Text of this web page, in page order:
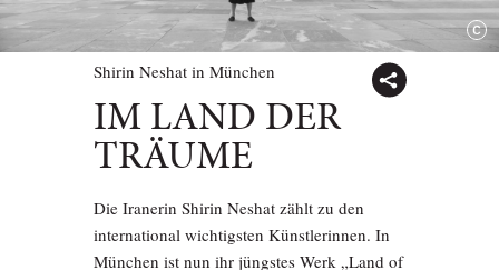
Shirin Neshat in München
IM LAND DER
TRÄUME
Die Iranerin Shirin Neshat zählt zu den
international wichtigsten Künstlerinnen. In
München ist nun ihr jüngstes Werk „Land of